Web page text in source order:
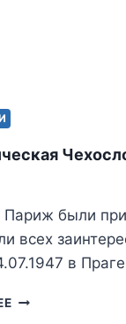
Париж были
всех
в